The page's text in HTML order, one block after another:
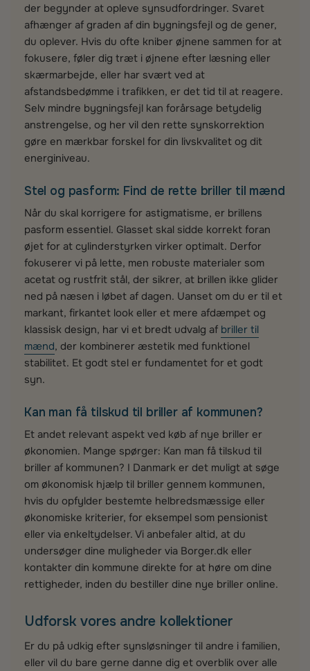
der begynder at opleve synsudfordringer. Svaret
afhænger af graden af din bygningsfejl og de gener,
du oplever. Hvis du ofte kniber øjnene sammen for at
fokusere, føler dig træt i øjnene efter læsning eller
skærmarbejde, eller har svært ved at
afstandsbedømme i trafikken, er det tid til at reagere.
Selv mindre bygningsfejl kan forårsage betydelig
anstrengelse, og her vil den rette synskorrektion
gøre en mærkbar forskel for din livskvalitet og dit
energiniveau.
Stel og pasform: Find de rette briller til mænd
Når du skal korrigere for astigmatisme, er brillens
pasform essentiel. Glasset skal sidde korrekt foran
øjet for at cylinderstyrken virker optimalt. Derfor
fokuserer vi på lette, men robuste materialer som
acetat og rustfrit stål, der sikrer, at brillen ikke glider
ned på næsen i løbet af dagen. Uanset om du er til et
markant, firkantet look eller et mere afdæmpet og
klassisk design, har vi et bredt udvalg af briller til
mænd, der kombinerer æstetik med funktionel
stabilitet. Et godt stel er fundamentet for et godt
syn.
Kan man få tilskud til briller af kommunen?
Et andet relevant aspekt ved køb af nye briller er
økonomien. Mange spørger: Kan man få tilskud til
briller af kommunen? I Danmark er det muligt at søge
om økonomisk hjælp til briller gennem kommunen,
hvis du opfylder bestemte helbredsmæssige eller
økonomiske kriterier, for eksempel som pensionist
eller via enkeltydelser. Vi anbefaler altid, at du
undersøger dine muligheder via Borger.dk eller
kontakter din kommune direkte for at høre om dine
rettigheder, inden du bestiller dine nye briller online.
Udforsk vores andre kollektioner
Er du på udkig efter synsløsninger til andre i familien,
eller vil du bare gerne danne dig et overblik over alle